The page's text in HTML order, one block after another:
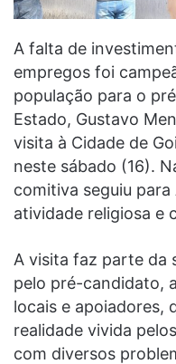
A falta de
empregos foi
população para o
Estado, Gustavo
visita à Cidade de
neste sábado (16).
comitiva seguiu
atividade religiosa e
A visita faz parte da
pelo pré-candidato,
locais e apoiadores,
realidade vivida
com diversos